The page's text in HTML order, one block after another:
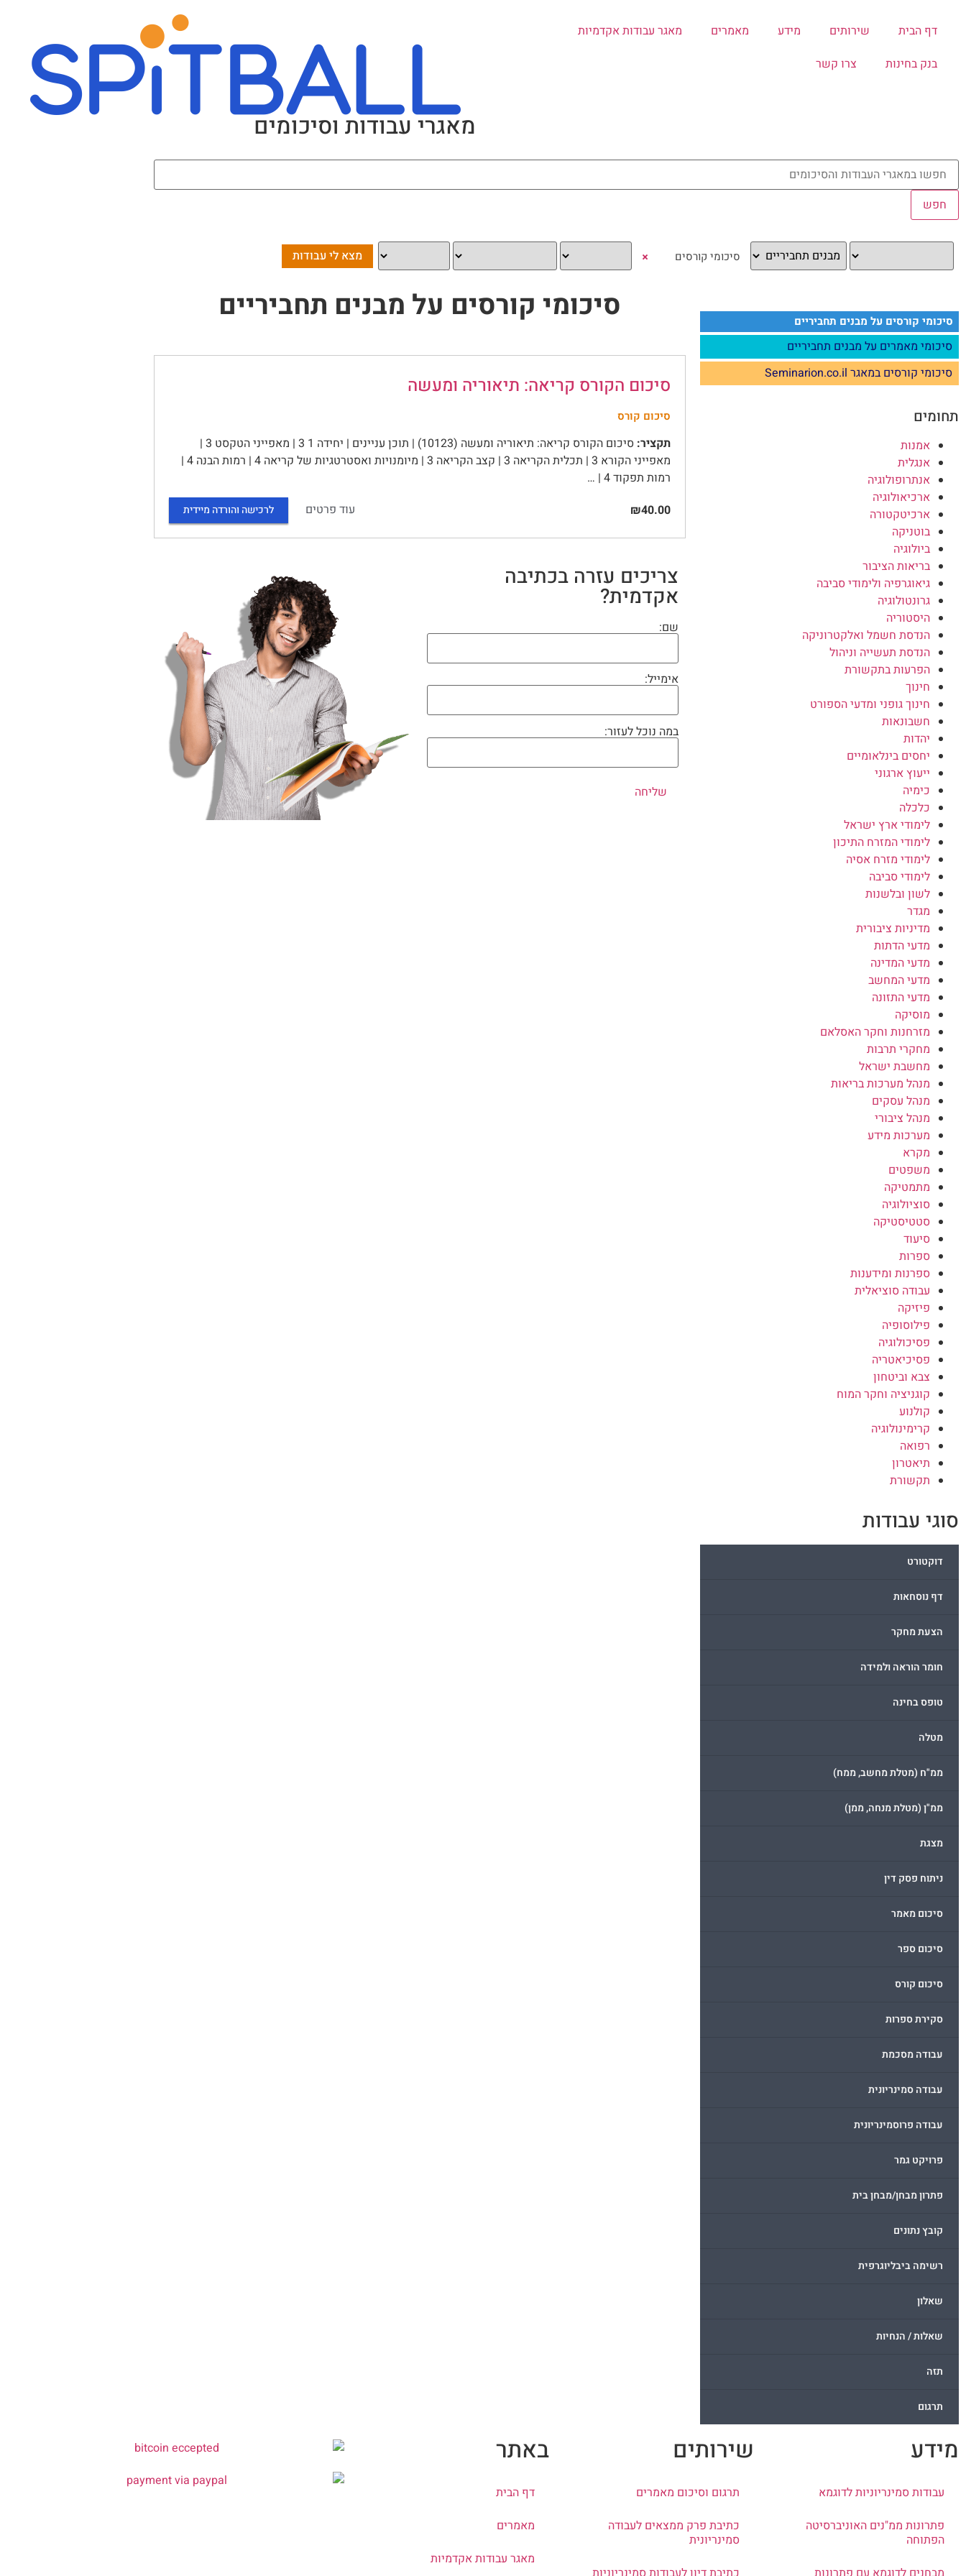
דף הבית שירותים מידע מאמרים
מאגר עבודות אקדמיות
בנק בחינות
צרו קשר
מאגרי עבודות וסיכומים
×
סיכומי קורסים על מבנים תחביריים
סיכומי מאמרים על מבנים תחביריים
סיכומי קורסים במאגר Seminarion.co.il
תחומים
אמנות
אנגלית
אנתרופולוגיה
ארכיאולוגיה
ארכיטקטורה
בוטניקה
ביולוגיה
בריאות הציבור
גיאוגרפיה ולימודי סביבה
גרונטולוגיה
היסטוריה
הנדסת חשמל ואלקטרוניקה
הנדסת תעשייה וניהול
הפרעות בתקשורת
חינוך
חינוך גופני ומדעי הספורט
חשבונאות
יהדות
יחסים בינלאומיים
ייעוץ ארגוני
כימיה
כלכלה
לימודי ארץ ישראל
לימודי המזרח התיכון
לימודי מזרח אסיה
לימודי סביבה
לשון ובלשנות
מגדר
מדיניות ציבורית
מדעי הדתות
מדעי המדינה
מדעי המחשב
מדעי התזונה
מוסיקה
מזרחנות וחקר האסלאם
מחקרי תרבות
מחשבת ישראל
מנהל מערכות בריאות
מנהל עסקים
מנהל ציבורי
מערכות מידע
מקרא
משפטים
מתמטיקה
סוציולוגיה
סטטיסטיקה
סיעוד
ספרות
ספרנות ומידענות
עבודה סוציאלית
פיזיקה
פילוסופיה
פסיכולוגיה
פסיכיאטריה
צבא וביטחון
קוגניציה וחקר המוח
קולנוע
קרימינולוגיה
רפואה
תיאטרון
תקשורת
סוגי עבודות
דוקטורט
דף נוסחאות
הצעת מחקר
חומר הוראה ולמידה
טופס בחינה
מטלה
ממ"ח (מטלת מחשב, ממח)
ממ"ן (מטלת מנחה, ממן)
מצגת
ניתוח פסק דין
סיכום מאמר
סיכום ספר
סיכום קורס
סקירת ספרות
עבודה מסכמת
עבודה סמינריונית
עבודה פרוסמינריונית
פרויקט גמר
פתרון מבחן/מבחן בית
קובץ נתונים
רשימה ביבליוגרפית
שאלון
שאלות / הנחיות
תזה
תרגום
סיכומי קורסים על מבנים תחביריים
סיכום הקורס קריאה: תיאוריה ומעשה
סיכום קורס
תקציר:
סיכום הקורס קריאה: תיאוריה ומעשה (10123) | תוכן עניינים | יחידה 1 3 | מאפייני הטקסט 3 |
מאפייני הקורא 3 | תכלית הקריאה 3 | קצב הקריאה 3 | מיומנויות ואסטרטגיות של קריאה 4 | רמות הבנה 4 |
רמות תפקוד 4 | …
₪40.00
עוד פרטים לרכישה והורדה מיידית
צריכים עזרה בכתיבה
אקדמית?
שם:
אימייל:
במה נוכל לעזור:
מידע
עבודות סמינריוניות לדוגמא
פתרונות ממ"נים האוניברסיטה
הפתוחה
שירותים
תרגום וסיכום מאמרים
כתיבת פרק ממצאים לעבודה
סמינריונית
באתר
דף הבית
מאמרים
מאגר עבודות אקדמיות